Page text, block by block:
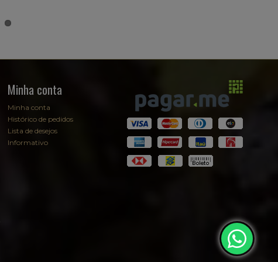
Minha conta
Minha conta
Histórico de pedidos
Lista de desejos
Informativo